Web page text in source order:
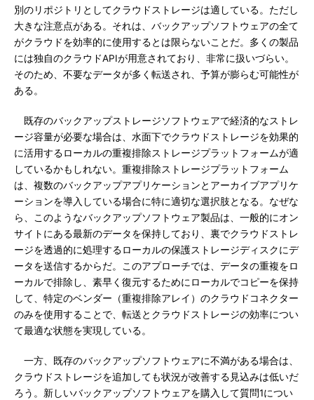
別のリポジトリとしてクラウドストレージは適している。ただし
大きな注意点がある。それは、バックアップソフトウェアの全て
がクラウドを効率的に使用するとは限らないことだ。多くの製品
には独自のクラウドAPIが用意されており、非常に扱いづらい。
そのため、不要なデータが多く転送され、予算が膨らむ可能性が
ある。
既存のバックアップストレージソフトウェアで経済的なストレ
ージ容量が必要な場合は、水面下でクラウドストレージを効果的
に活用するローカルの重複排除ストレージプラットフォームが適
しているかもしれない。重複排除ストレージプラットフォーム
は、複数のバックアップアプリケーションとアーカイブアプリケ
ーションを導入している場合に特に適切な選択肢となる。なぜな
ら、このようなバックアップソフトウェア製品は、一般的にオン
サイトにある最新のデータを保持しており、裏でクラウドストレ
ージを透過的に処理するローカルの保護ストレージディスクにデ
ータを送信するからだ。このアプローチでは、データの重複をロ
ーカルで排除し、素早く復元するためにローカルでコピーを保持
して、特定のベンダー（重複排除アレイ）のクラウドコネクター
のみを使用することで、転送とクラウドストレージの効率につい
て最適な状態を実現している。
一方、既存のバックアップソフトウェアに不満がある場合は、
クラウドストレージを追加しても状況が改善する見込みは低いだ
ろう。新しいバックアップソフトウェアを購入して質問1につい